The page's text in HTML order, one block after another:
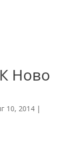
Ново
10, 2014|